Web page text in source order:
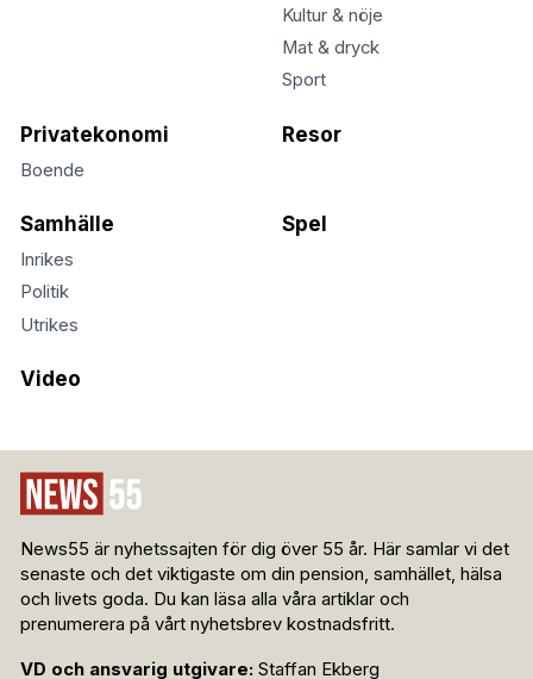
Kultur & nöje
Mat & dryck
Sport
Privatekonomi
Boende
Resor
Samhälle
Inrikes
Politik
Utrikes
Spel
Video
News55 är nyhetssajten för dig över 55 år. Här samlar vi det
senaste och det viktigaste om din pension, samhället, hälsa
och livets goda. Du kan läsa alla våra artiklar och
prenumerera på vårt nyhetsbrev kostnadsfritt.
VD och ansvarig utgivare: Staffan Ekberg